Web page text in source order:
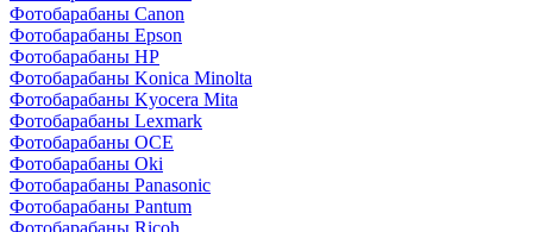
Фотобарабаны Canon
Фотобарабаны Epson
Фотобарабаны HP
Фотобарабаны Konica Minolta
Фотобарабаны Kyocera Mita
Фотобарабаны Lexmark
Фотобарабаны OCE
Фотобарабаны Oki
Фотобарабаны Panasonic
Фотобарабаны Pantum
Фотобарабаны Ricoh